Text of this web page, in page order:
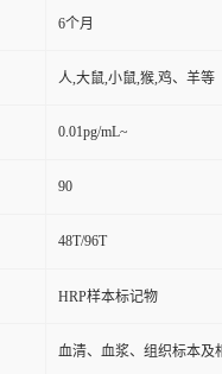
6个月
人,大鼠,小鼠,猴,鸡、羊等
0.01pg/mL~
90
48T/96T
HRP样本标记物
血清、血浆、组织标本及